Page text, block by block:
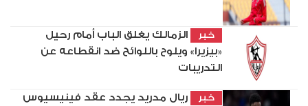
خبر
الزمالك يغلق الباب أمام رحيل
«بيزيرا» ويلوح باللوائح ضد انقطاعه عن
التدريبات
خبر
ريال مدريد يجدد عقد فينيسيوس